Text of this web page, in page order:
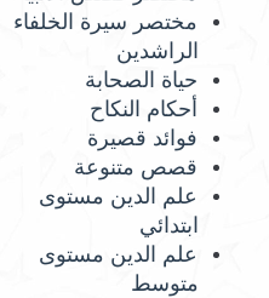
مختصر سيرة الخلفاء
الراشدين
حياة الصحابة
أحكام النكاح
فوائد قصيرة
قصص متنوعة
علم الدين مستوى
ابتدائي
علم الدين مستوى
متوسط